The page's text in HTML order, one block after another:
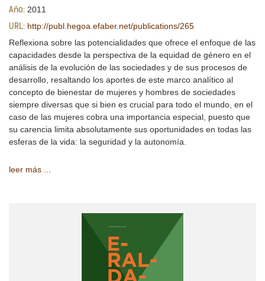
Año: 2011
URL: http://publ.hegoa.efaber.net/publications/265
Reflexiona sobre las potencialidades que ofrece el enfoque de las
capacidades desde la perspectiva de la equidad de género en el
análisis de la evolución de las sociedades y de sus procesos de
desarrollo, resaltando los aportes de este marco analítico al
concepto de bienestar de mujeres y hombres de sociedades
siempre diversas que si bien es crucial para todo el mundo, en el
caso de las mujeres cobra una importancia especial, puesto que
su carencia limita absolutamente sus oportunidades en todas las
esferas de la vida: la seguridad y la autonomía.
leer más ...